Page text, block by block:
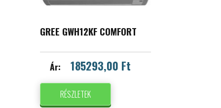
GREE GWH12KF COMFORT
Ár: 185293,00 Ft
RÉSZLETEK